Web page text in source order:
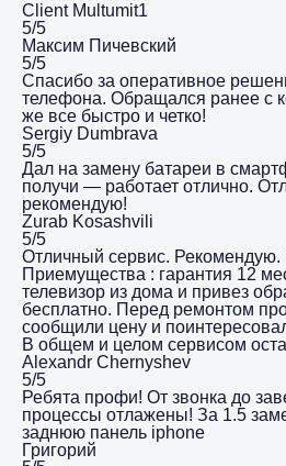
Client Multumit1
5/5
Максим Пичевский
5/5
Спасибо за оперативное
телефона. Обращался ранее с
же все быстро и четко!
Sergiy Dumbrava
5/5
Дал на замену батареи в
получи — работает отлично.
рекомендую!
Zurab Kosashvili
5/5
Отличный сервис. Рекомендую.
Приемущества : гарантия 12
телевизор из дома и привез
бесплатно. Перед ремонтом
сообщили цену и
В общем и целом сервисом
Alexandr Chernyshev
5/5
Ребята профи! От звонка до
процессы отлажены! За 1.5
заднюю панель iphone
Григорий